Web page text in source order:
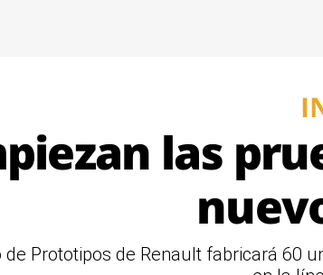
las
de Prototipos de Renault fabricará 60